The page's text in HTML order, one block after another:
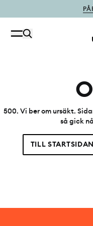
500. Vi ber om ursäkt.
så gick
TILL STARTSIDAN